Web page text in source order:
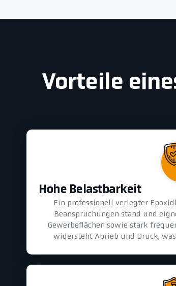
Vorteile
Hohe Belastbarkeit
Ein professionell verlegter
Beanspruchungen stand und
Gewerbeflächen sowie stark
widersteht Abrieb und Druck,